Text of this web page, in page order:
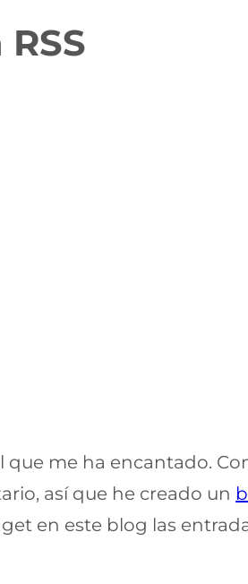
me ha encantado.
así que he creado un
en este blog las